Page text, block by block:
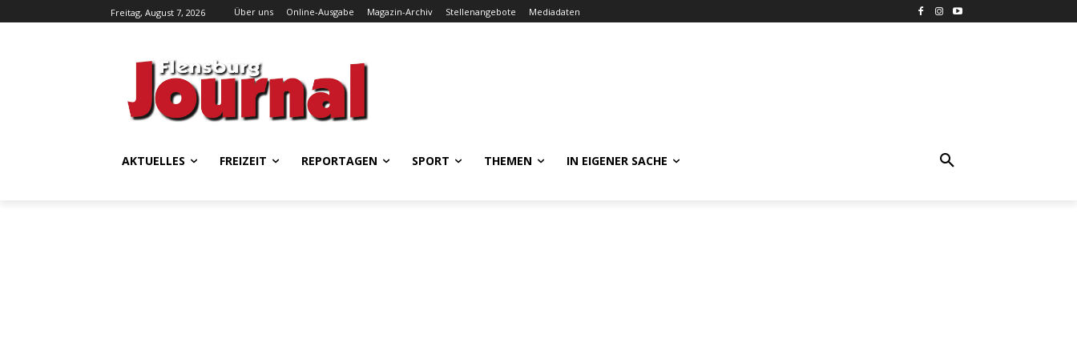
Freitag, August 7, 2026 Über uns Online-Ausgabe Magazin-Archiv Stellenangebote Mediadaten
AKTUELLES FREIZEIT REPORTAGEN SPORT THEMEN IN EIGENER SACHE